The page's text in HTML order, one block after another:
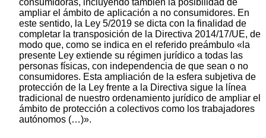
ampliar el ámbito de aplicación a no consumidores. En
este sentido, la Ley 5/2019 se dicta con la finalidad de
completar la transposición de la Directiva 2014/17/UE, de
modo que, como se indica en el referido preámbulo «la
presente Ley extiende su régimen jurídico a todas las
personas físicas, con independencia de que sean o no
consumidores. Esta ampliación de la esfera subjetiva de
protección de la Ley frente a la Directiva sigue la línea
tradicional de nuestro ordenamiento jurídico de ampliar el
ámbito de protección a colectivos como los trabajadores
autónomos (…)».